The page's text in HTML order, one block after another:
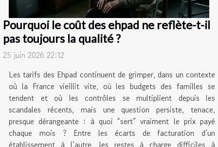
Pourquoi le coût des ehpad ne reflète-t-il
pas toujours la qualité ?
25 juin 2026 22:12
Les tarifs des Ehpad continuent de grimper, dans un contexte
où la France vieillit vite, où les budgets des familles se
tendent et où les contrôles se multiplient depuis les
scandales récents, mais une question persiste, tenace,
presque dérangeante : à quoi “sert” vraiment le prix payé
chaque mois ? Entre les écarts de facturation d’un